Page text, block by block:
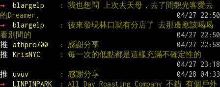
→
blargelp
: 我也想問 上次去天母，去了間觀光客愛去
的Dreamer,
→
blargelp
: 後來發現林口就有分店了 去那邊應該喝喝
看別間的
推
athpro700
: 感謝分享
推
KrisNYC : 每一次的低點都是這樣充滿不確定性的
推 uvuv
: 感謝分享
→
LINPINPARK : All Day Roasting Company 不錯 有個戶外